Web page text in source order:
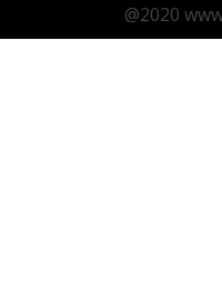
@2020